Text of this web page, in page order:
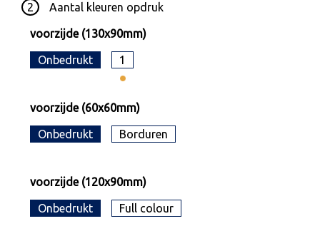
2 Aantal kleuren opdruk
voorzijde (130x90mm)
Onbedrukt 1
voorzijde (60x60mm)
Onbedrukt Borduren
voorzijde (120x90mm)
Onbedrukt Full colour